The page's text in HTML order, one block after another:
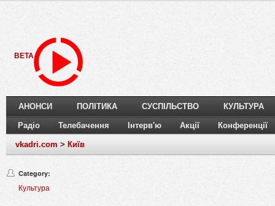
BETA
АНОНСИ ПОЛІТИКА СУСПІЛЬСТВО КУЛЬТУРА
Радіо Телебачення Інтерв'ю Акції Конференції
vkadri.com > Київ
Category:
Культура